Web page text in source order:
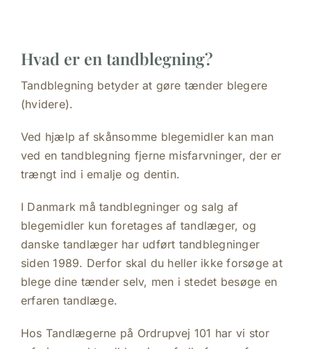
Hvad er en tandblegning?
Tandblegning betyder at gøre tænder blegere
(hvidere).
Ved hjælp af skånsomme blegemidler kan man
ved en tandblegning fjerne misfarvninger, der er
trængt ind i emalje og dentin.
I Danmark må tandblegninger og salg af
blegemidler kun foretages af tandlæger, og
danske tandlæger har udført tandblegninger
siden 1989. Derfor skal du heller ikke forsøge at
blege dine tænder selv, men i stedet besøge en
erfaren tandlæge.
Hos Tandlægerne på Ordrupvej 101 har vi stor